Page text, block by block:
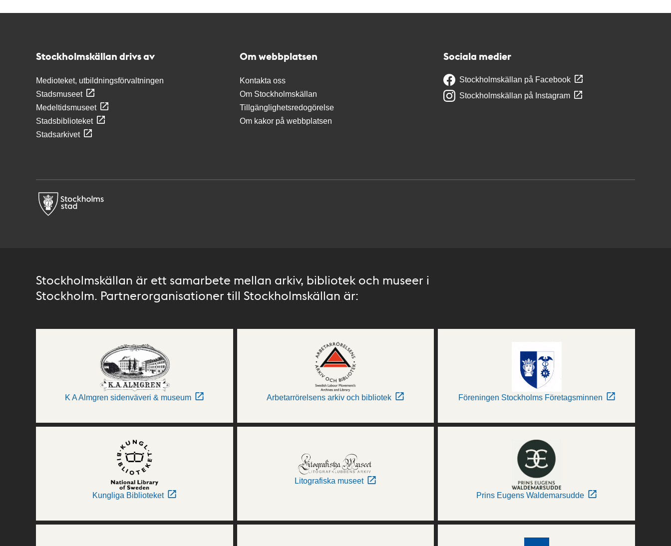
Stockholmskällan drivs av
Medioteket, utbildningsförvaltningen
Stadsmuseet
Medeltidsmuseet
Stadsbiblioteket
Stadsarkivet
Om webbplatsen
Kontakta oss
Om Stockholmskällan
Tillgänglighetsredogörelse
Om kakor på webbplatsen
Sociala medier
Stockholmskällan på Facebook
Stockholmskällan på Instagram
Stockholmskällan är ett samarbete mellan arkiv, bibliotek och museer i
Stockholm. Partnerorganisationer till Stockholmskällan är:
K A Almgren sidenväveri & museum Arbetarrörelsens arkiv och bibliotek Föreningen Stockholms Företagsminnen
Kungliga Biblioteket
Litografiska museet
Prins Eugens Waldemarsudde